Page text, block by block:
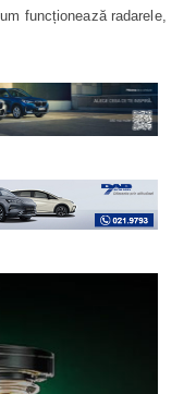
funcționează radarele,